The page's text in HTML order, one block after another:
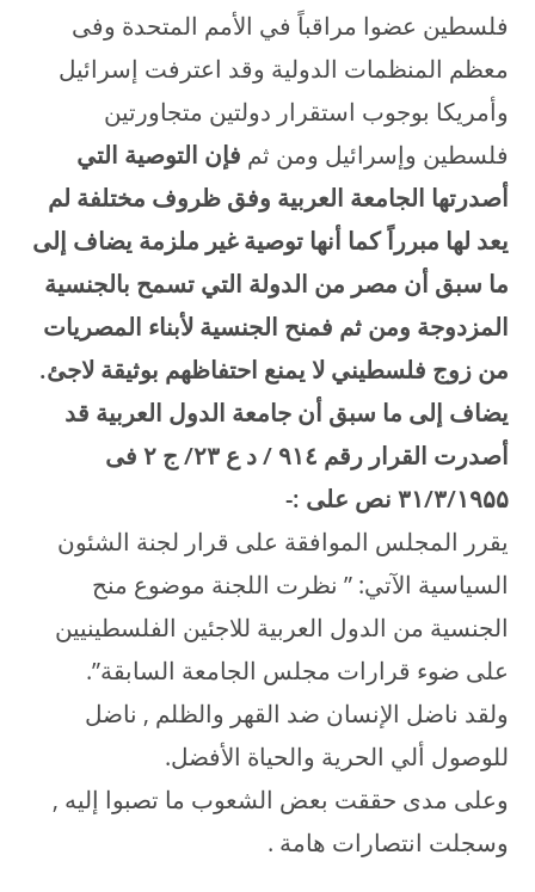
فلسطين عضوا مراقباً في الأمم المتحدة وفى
معظم المنظمات الدولية وقد اعترفت إسرائيل
وأمريكا بوجوب استقرار دولتين متجاورتين
فلسطين وإسرائيل ومن ثم فإن التوصية التي
أصدرتها الجامعة العربية وفق ظروف مختلفة لم
يعد لها مبرراً كما أنها توصية غير ملزمة يضاف إلى
ما سبق أن مصر من الدولة التي تسمح بالجنسية
المزدوجة ومن ثم فمنح الجنسية لأبناء المصريات
من زوج فلسطيني لا يمنع احتفاظهم بوثيقة لاجئ.
يضاف إلى ما سبق أن جامعة الدول العربية قد
أصدرت القرار رقم
۹۱٤ / د ع ۲۳/ ج۲ فى
۳۱/۳/۱۹۵۵ نص على :-
يقرر المجلس الموافقة على قرار لجنة الشئون
السياسية الآتي: ” نظرت اللجنة موضوع منح
الجنسية من الدول العربية للاجئين الفلسطينيين
على ضوء قرارات مجلس الجامعة السابقة”.
ولقد ناضل الإنسان ضد القهر والظلم , ناضل
للوصول ألي الحرية والحياة الأفضل.
وعلى مدى حققت بعض الشعوب ما تصبوا إليه ,
وسجلت انتصارات هامة .